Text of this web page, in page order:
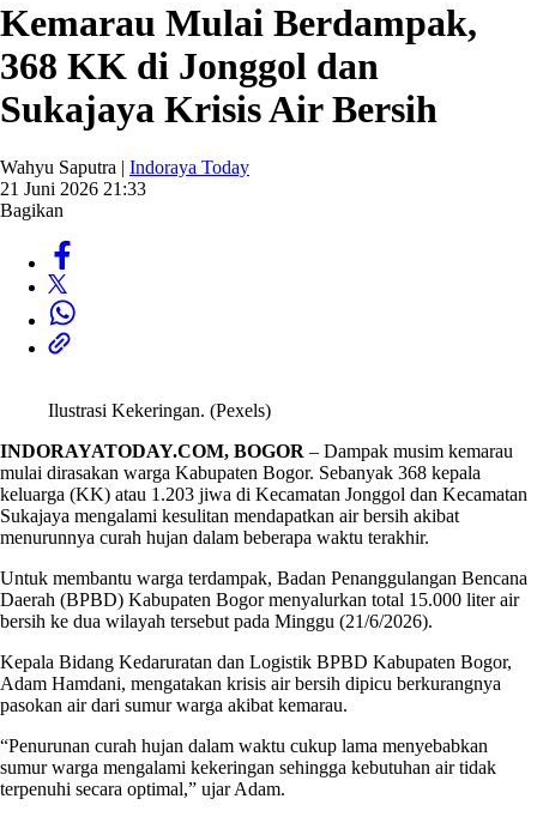
Kemarau Mulai Berdampak,
368 KK di Jonggol dan
Sukajaya Krisis Air Bersih
Wahyu Saputra | Indoraya Today
21 Juni 2026 21:33
Bagikan
Ilustrasi Kekeringan. (Pexels)
INDORAYATODAY.COM, BOGOR – Dampak musim kemarau
mulai dirasakan warga Kabupaten Bogor. Sebanyak 368 kepala
keluarga (KK) atau 1.203 jiwa di Kecamatan Jonggol dan Kecamatan
Sukajaya mengalami kesulitan mendapatkan air bersih akibat
menurunnya curah hujan dalam beberapa waktu terakhir.
Untuk membantu warga terdampak, Badan Penanggulangan Bencana
Daerah (BPBD) Kabupaten Bogor menyalurkan total 15.000 liter air
bersih ke dua wilayah tersebut pada Minggu (21/6/2026).
Kepala Bidang Kedaruratan dan Logistik BPBD Kabupaten Bogor,
Adam Hamdani, mengatakan krisis air bersih dipicu berkurangnya
pasokan air dari sumur warga akibat kemarau.
“Penurunan curah hujan dalam waktu cukup lama menyebabkan
sumur warga mengalami kekeringan sehingga kebutuhan air tidak
terpenuhi secara optimal,” ujar Adam.